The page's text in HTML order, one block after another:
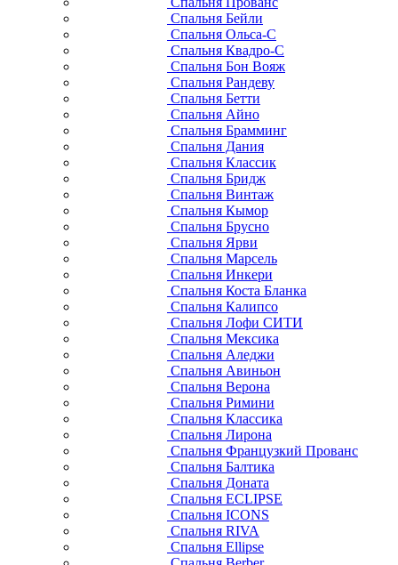
Спальня Бейли
Спальня Ольса-С
Спальня Квадро-С
Спальня Бон Вояж
Спальня Рандеву
Спальня Бетти
Спальня Айно
Спальня Брамминг
Спальня Дания
Спальня Классик
Спальня Бридж
Спальня Винтаж
Спальня Кымор
Спальня Брусно
Спальня Ярви
Спальня Марсель
Спальня Инкери
Спальня Коста Бланка
Спальня Калипсо
Спальня Лофи СИТИ
Спальня Мексика
Спальня Аледжи
Спальня Авиньон
Спальня Верона
Спальня Римини
Спальня Классика
Спальня Лирона
Спальня Французкий Прованс
Спальня Балтика
Спальня Доната
Спальня ECLIPSE
Спальня ICONS
Спальня RIVA
Спальня Ellipse